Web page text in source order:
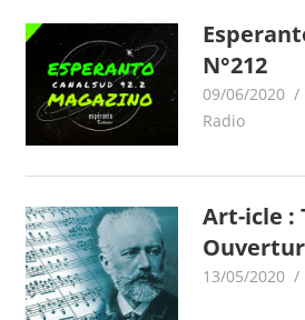
N°212
09/06/2020
Radio
Art-icle :
13/05/2020